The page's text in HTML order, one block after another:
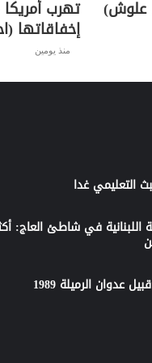
علوش) تهرب
إخفاقاتها
منذ يومين
التعليمي غدا
اللبنانية في شاطئ العاج:
عدوان الرميلة 1989